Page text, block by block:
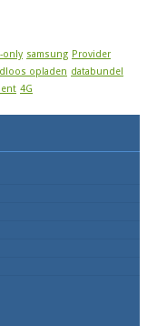
only samsung Provider
opladen databundel
4G